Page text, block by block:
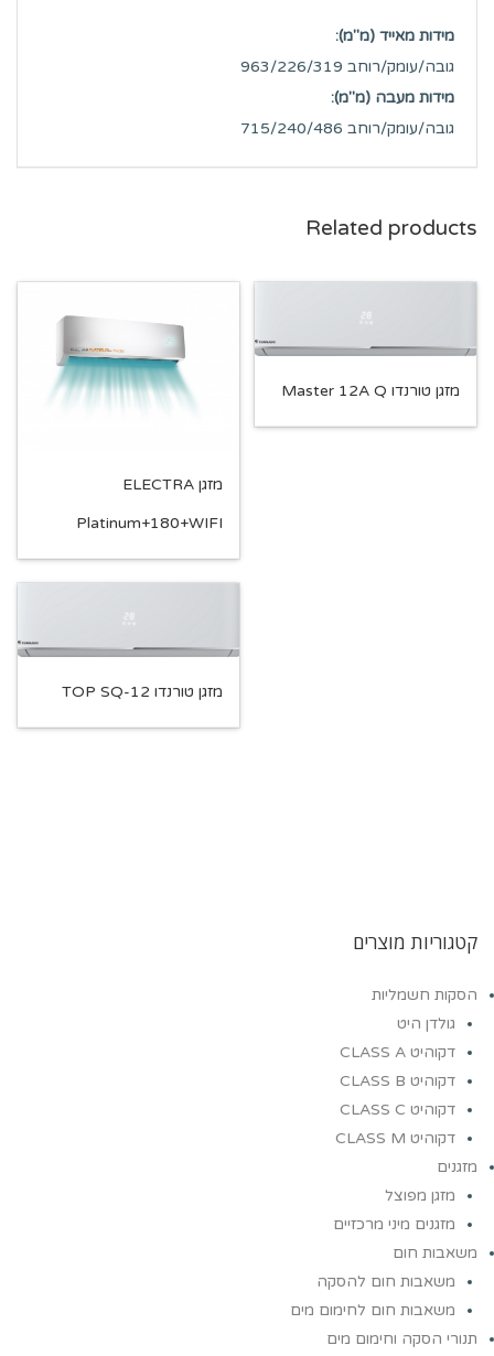
מידות מאייד (מ"מ):
גובה/עומק/רוחב 963/226/319
מידות מעבה (מ"מ):
גובה/עומק/רוחב 715/240/486
Related products
מזגן ELECTRA
Platinum+180+WIFI
מזגן טורנדו Master 12A Q
מזגן טורנדו TOP SQ-12
קטגוריות מוצרים
הסקות חשמליות
גולדן היט
דקוהיט CLASS A
דקוהיט CLASS B
דקוהיט CLASS C
דקוהיט CLASS M
מזגנים
מזגן מפוצל
מזגנים מיני מרכזיים
משאבות חום
משאבות חום להסקה
משאבות חום לחימום מים
תנורי הסקה וחימום מים